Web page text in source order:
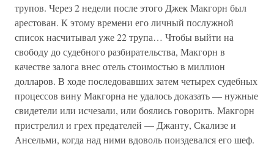
трупов. Через 2 недели после этого Джек Макгорн был
арестован. К этому времени его личный послужной
список насчитывал уже 22 трупа… Чтобы выйти на
свободу до судебного разбирательства, Макгорн в
качестве залога внес отель стоимостью в миллион
долларов. В ходе последовавших затем четырех судебных
процессов вину Макгорна не удалось доказать — нужные
свидетели или исчезали, или боялись говорить. Макгорн
пристрелил и грех предателей — Джанту, Скализе и
Ансельми, когда над ними вдоволь поиздевался его шеф.